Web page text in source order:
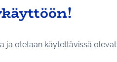
ja otetaan käytettävissä olevat